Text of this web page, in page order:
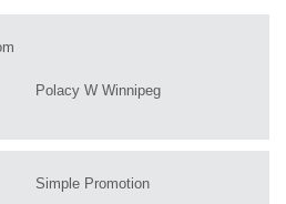
Polacy W Winnipeg
Simple Promotion